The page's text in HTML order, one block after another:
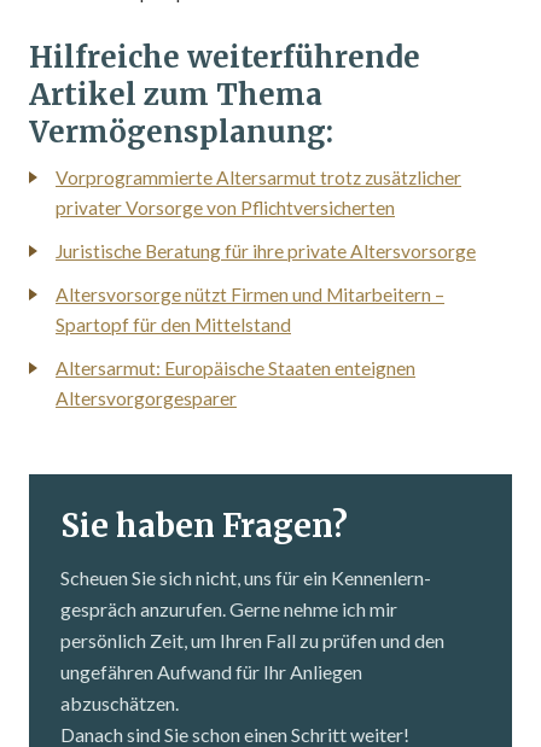
Hilfreiche weiterführende
Artikel zum Thema
Vermögensplanung:
Vorprogrammierte Altersarmut trotz zusätzlicher
privater Vorsorge von Pflichtversicherten
Juristische Beratung für ihre private Altersvorsorge
Altersvorsorge nützt Firmen und Mitarbeitern –
Spartopf für den Mittelstand
Altersarmut: Europäische Staaten enteignen
Altersvorgorgesparer
Sie haben Fragen?
Scheuen Sie sich nicht, uns für ein Kennenlern­
gespräch anzurufen. Gerne nehme ich mir
persönlich Zeit, um Ihren Fall zu prüfen und den
ungefähren Aufwand für Ihr Anliegen
abzuschätzen.
Danach sind Sie schon einen Schritt weiter!